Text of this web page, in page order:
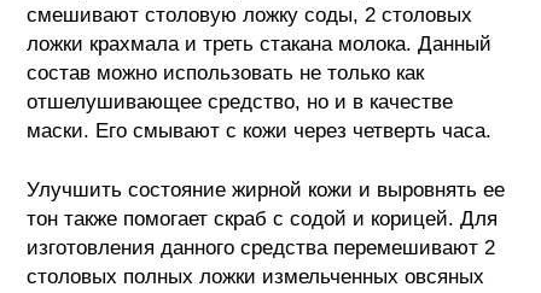
смешивают столовую ложку соды, 2 столовых
ложки крахмала и треть стакана молока. Данный
состав можно использовать не только как
отшелушивающее средство, но и в качестве
маски. Его смывают с кожи через четверть часа.
Улучшить состояние жирной кожи и выровнять ее
тон также помогает скраб с содой и корицей. Для
изготовления данного средства перемешивают 2
столовых полных ложки измельченных овсяных